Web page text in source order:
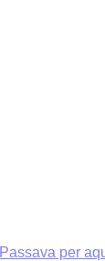
Passava per